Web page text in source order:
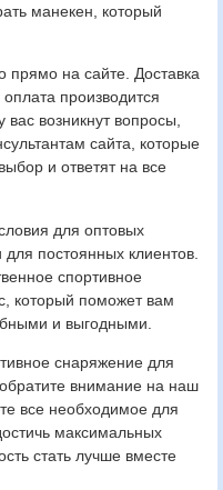
манекен, который
прямо на сайте. Доставка
производится
возникнут вопросы,
сайта, которые
и ответят на все
для оптовых
постоянных клиентов.
спортивное
который поможет вам
и выгодными.
снаряжение для
внимание на наш
все необходимое для
максимальных
стать лучше вместе